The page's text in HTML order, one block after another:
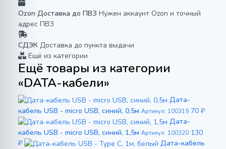
Ozon Доставка до ПВЗ Нужен аккаунт Ozon и точный
адрес ПВЗ
СДЭК Доставка до пункта выдачи
Ещё из категории
Ещё товары из категории
«DATA-кабели»
Дата-
кабель USB - micro USB, синий, 0,5м Артикул: 100319 70 ₽
Дата-
кабель USB - micro USB, синий, 1,5м Артикул: 100320 130
₽
Дата-кабель